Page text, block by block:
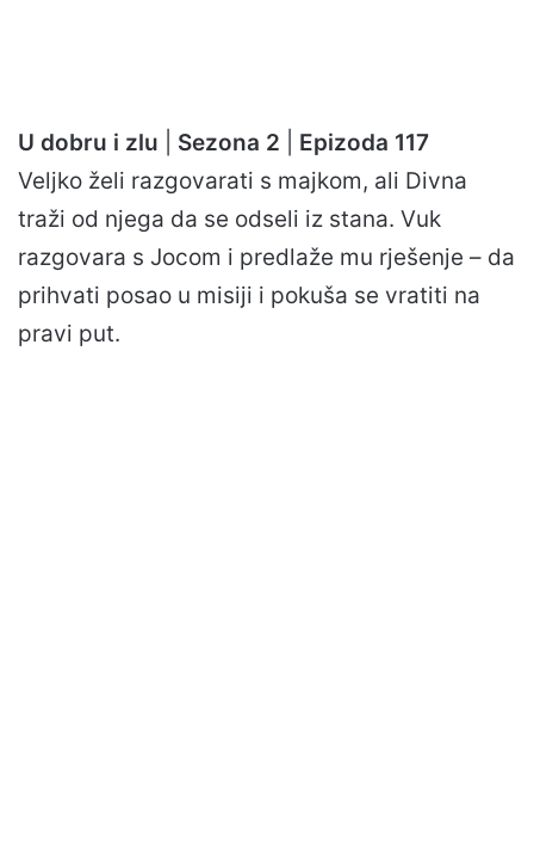
U dobru i zlu Sezona 2
Epizoda 117
Veljko želi razgovarati s majkom, ali Divna
traži od njega da se odseli iz stana. Vuk
razgovara s Jocom i predlaže mu rješenje – da
prihvati posao u misiji i pokuša se vratiti na
pravi put.